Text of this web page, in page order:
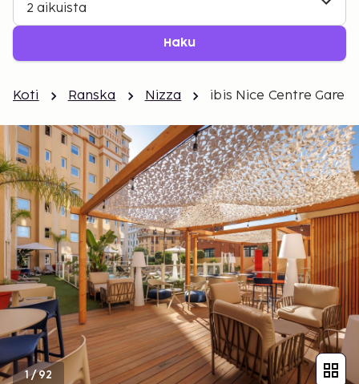
2 aikuista
Haku
Koti Ranska Nizza ibis Nice Centre Gare
1/92